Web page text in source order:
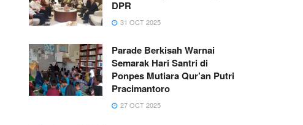
DPR
31 OCT 2025
Parade Berkisah Warnai
Semarak Hari Santri di
Ponpes Mutiara Qur’an Putri
Pracimantoro
27 OCT 2025